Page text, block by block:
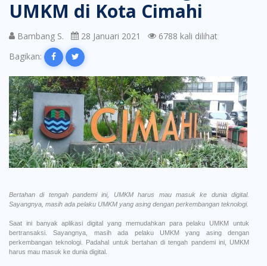
UMKM di Kota Cimahi
Bambang S. 28 Januari 2021
6788 kali dilihat
Bagikan:
Bertahan di tengah pandemi ini, UMKM harus mau masuk ke dunia digital.
Sayangnya, masih ada pelaku UMKM yang asing dengan perkembangan teknologi.
Saat ini banyak aplikasi digital yang memudahkan para pelaku UMKM untuk
bertransaksi. Sayangnya, masih ada pelaku UMKM yang asing dengan
perkembangan teknologi. Padahal untuk bertahan di tengah pandemi ini, UMKM
harus mau masuk ke dunia digital.